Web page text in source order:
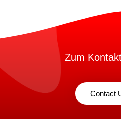
Zum
Contact